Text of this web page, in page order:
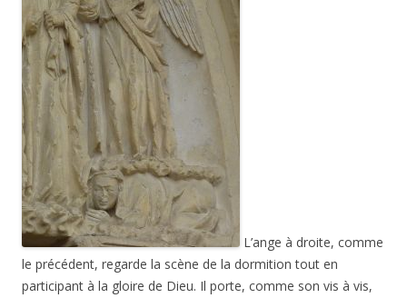
L’ange à droite, comme
le précédent, regarde la scène de la dormition tout en
participant à la gloire de Dieu. Il porte, comme son vis à vis,